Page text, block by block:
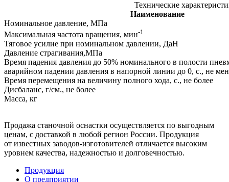
Технические
Наименование
Номинальное давление, МПа
Максимальная частота вращения, мин-1
Тяговое усилие при номинальном давлении, ДаН
Давление страгивания,МПа
Время падения давления до 50% номинального в полости
аварийном падении давления в напорной линии до 0, с., не
Время перемещения на величину полного хода, с., не более
Дисбаланс, г/см., не более
Масса, кг
Продажа станочной оснастки осуществляется по выгодным
ценам, с доставкой в любой регион России. Продукция
от известных заводов-изготовителей отличается высоким
уровнем качества, надежностью и долговечностью.
Продукция
О предприятии